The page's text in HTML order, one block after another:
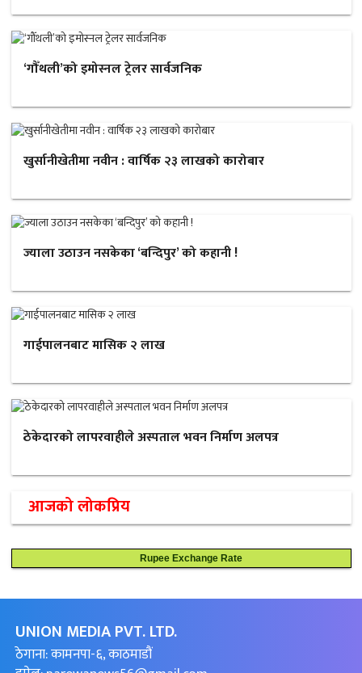
‘गौँथली’को इमोस्नल ट्रेलर सार्वजनिक
खुर्सानीखेतीमा नवीन : वार्षिक २३ लाखको कारोबार
ज्याला उठाउन नसकेका ‘बन्दिपुर’ को कहानी !
गाईपालनबाट मासिक २ लाख
ठेकेदारको लापरवाहीले अस्पताल भवन निर्माण अलपत्र
आजको लोकप्रिय
Rupee Exchange Rate
UNION MEDIA PVT. LTD.
ठेगाना: कामनपा-६, काठमाडौं